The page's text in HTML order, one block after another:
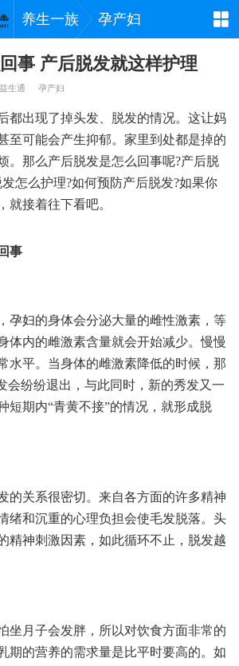
养生一族 孕产妇
事 产后脱发就这样护理
生通 孕产妇
都出现了掉头发、脱发的情况。这让妈
至可能会产生抑郁。家里到处都是掉的
。那么产后脱发是怎么回事呢?产后脱
怎么护理?如何预防产后脱发?如果你
就接着往下看吧。
事
孕妇的身体会分泌大量的雌性激素，等
体内的雌激素含量就会开始减少。慢慢
水平。当身体的雌激素降低的时候，那
会纷纷退出，与此同时，新的秀发又一
短期内“青黄不接”的情况，就形成脱
的关系很密切。来自各方面的许多精神
绪和沉重的心理负担会使毛发脱落。头
精神刺激因素，如此循环不止，脱发越
坐月子会发胖，所以对饮食方面非常的
期的营养的需求量是比平时要高的。如